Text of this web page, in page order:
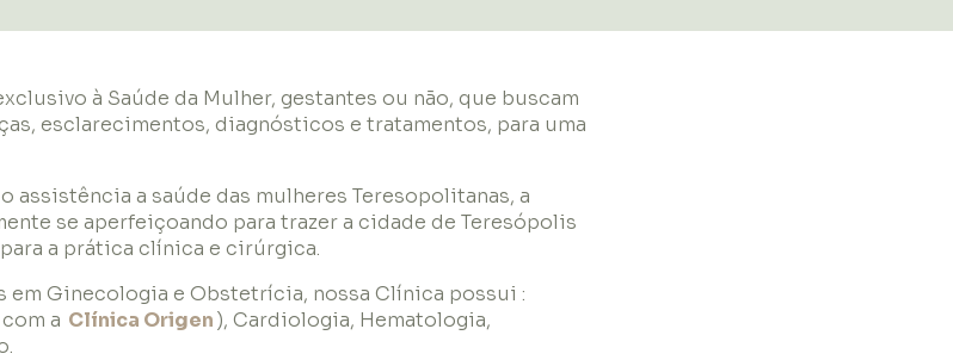
à Saúde da Mulher, gestantes ou não, que buscam
esclarecimentos, diagnósticos e tratamentos, para uma
assistência a saúde das mulheres Teresopolitanas, a
se aperfeiçoando para trazer a cidade de Teresópolis
a prática clínica e cirúrgica.
em Ginecologia e Obstetrícia, nossa Clínica possui :
a Clínica Origen), Cardiologia, Hematologia,